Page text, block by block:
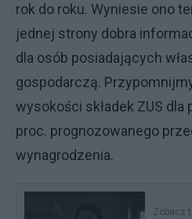
rok do roku. Wyniesie ono
jednej strony dobra
dla osób posiadających
gospodarczą.
wysokości składek ZUS
proc. prognozowanego
wynagrodzenia.
Zobacz